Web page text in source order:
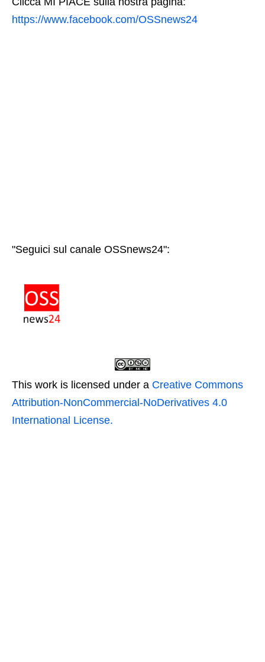
https://www.facebook.com/OSSnews24
"Seguici sul canale OSSnews24":
This work is licensed under a Creative Commons
Attribution-NonCommercial-NoDerivatives 4.0
International License.